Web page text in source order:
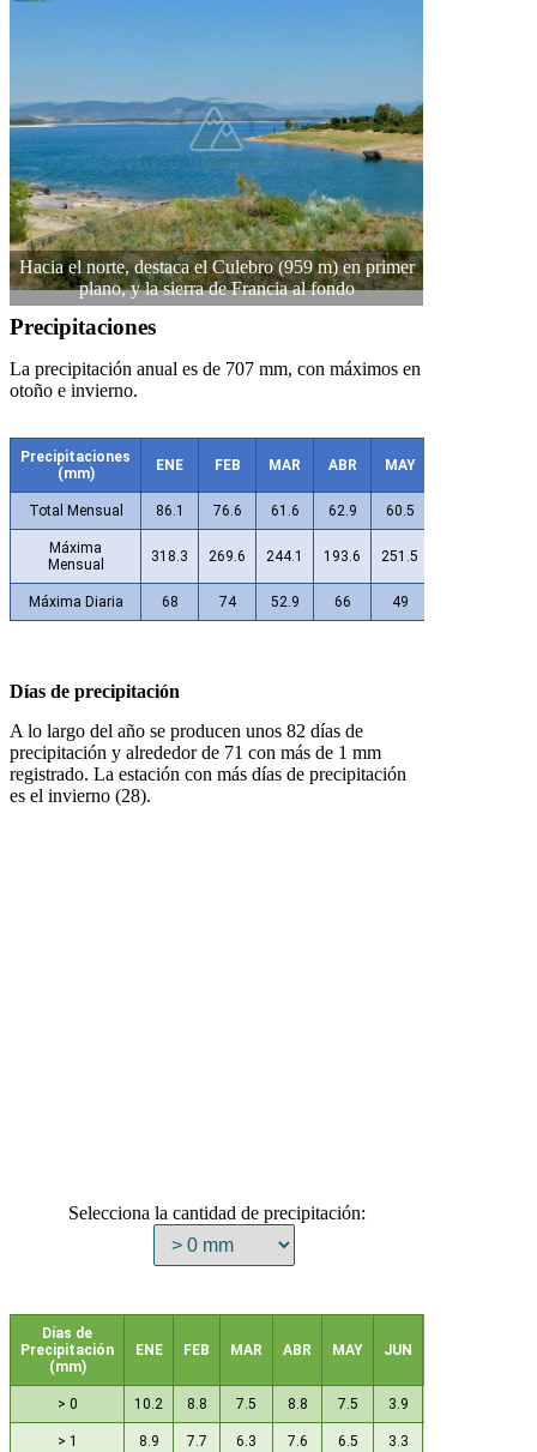
Hacia el norte, destaca el Culebro (959 m) en primer
plano, y la sierra de Francia al fondo
Precipitaciones
La precipitación anual es de 707 mm, con máximos en
otoño e invierno.
Precipitaciones
(mm)
ENE FEB MAR ABR MAY
Total Mensual 86.1 76.6 61.6 62.9 60.5
Máxima
Mensual
318.3 269.6 244.1 193.6 251.5
Máxima Diaria 68 74 52.9 66 49
Días de precipitación
A lo largo del año se producen unos 82 días de
precipitación y alrededor de 71 con más de 1 mm
registrado. La estación con más días de precipitación
es el invierno (28).
Selecciona la cantidad de precipitación:
Días de
Precipitación
(mm)
ENE FEB MAR ABR MAY JUN
> 0 10.2 8.8 7.5 8.8 7.5 3.9
> 1 8.9 7.7 6.3 7.6 6.5 3.3